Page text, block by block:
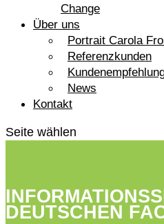
Change
Über uns
Portrait Carola
Referenzkunden
News
Kontakt
Seite wählen
DEUTSCHEN